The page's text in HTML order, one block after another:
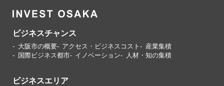
ビジネスチャンス
大阪市の概要 アクセス・ビジネスコスト
産業集積
国際ビジネス都市
イノベーション 人材・知の集積
ビジネスエリア